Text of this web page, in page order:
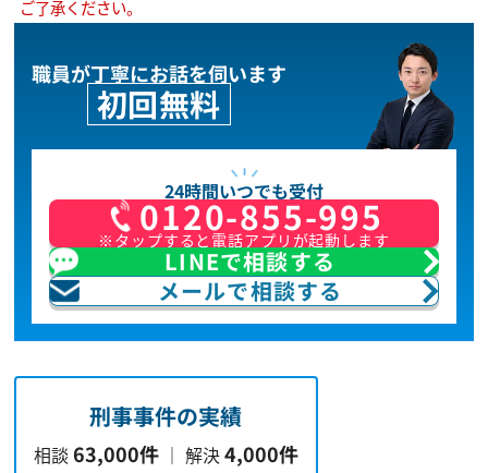
ご了承ください。
職員が丁寧にお話を伺います
初回無料
24時間いつでも受付
0120-855-995
※タップすると電話アプリが起動します
LINEで相談する
メールで相談する
刑事事件の実績
相談 63,000件 ｜ 解決4,000件